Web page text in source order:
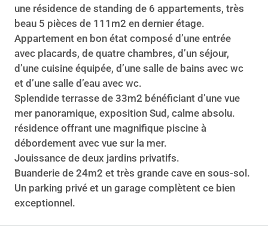
une résidence de standing de 6 appartements, très
beau 5 pièces de 111m2 en dernier étage.
Appartement en bon état composé d’une entrée
avec placards, de quatre chambres, d’un séjour,
d’une cuisine équipée, d’une salle de bains avec wc
et d’une salle d’eau avec wc.
Splendide terrasse de 33m2 bénéficiant d’une vue
mer panoramique, exposition Sud, calme absolu.
résidence offrant une magnifique piscine à
débordement avec vue sur la mer.
Jouissance de deux jardins privatifs.
Buanderie de 24m2 et très grande cave en sous-sol.
Un parking privé et un garage complètent ce bien
exceptionnel.